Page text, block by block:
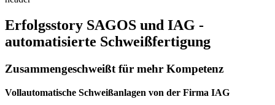
Erfolgsstory SAGOS und IAG -
automatisierte Schweißfertigung
Zusammengeschweißt für mehr Kompetenz
Vollautomatische Schweißanlagen von der Firma IAG